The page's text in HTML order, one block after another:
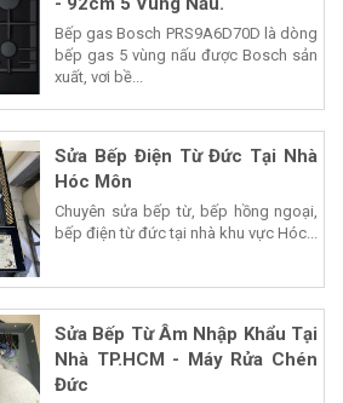
Bếp gas Bosch PRS9A6D70D là dòng
bếp gas 5 vùng nấu được Bosch sản
xuất, vơi bề...
Sửa Bếp Điện Từ Đức Tại Nhà
Hóc Môn
Chuyên sửa bếp từ, bếp hồng ngoại,
bếp điện từ đức tại nhà khu vực Hóc...
Sửa Bếp Từ Âm Nhập Khẩu Tại
Nhà TP.HCM - Máy Rửa Chén
Đức